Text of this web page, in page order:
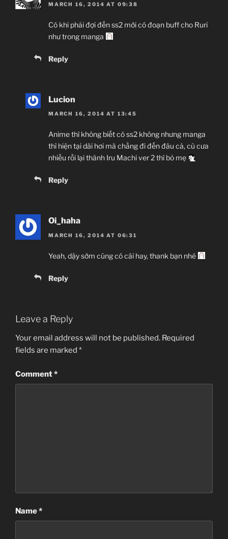
MARCH 16, 2014 AT 09:38
Có khi phải đợi đến ss2 mới có đoạn buff cho Ruri
như trong manga
Reply
Lucion
MARCH 16, 2014 AT 13:45
Anime thì không biết có ss2 không nhưng manga
thì hiện tại dài hơi mà chẳng đi đến đâu cả, cù cưa
nhiều rồi lại thành Iru Machi ver 2 thì bỏ mẹ
Reply
Oi_haha
MARCH 16, 2014 AT 06:31
Yeah, dậy sớm cũng có cái hay, thank bạn nhé
Reply
Leave a Reply
Your email address will not be published. Required
fields are marked *
Comment*
Name*